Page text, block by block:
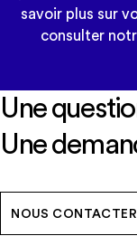
savoir plus sur
consulter
Une
Une
NOUS CONTACTER